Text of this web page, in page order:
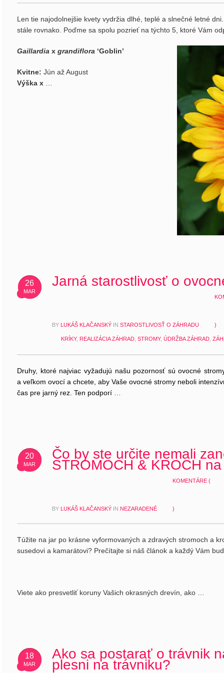
Len tie najodolnejšie kvety vydržia dlhé, teplé a slnečné letné
stále rovnako. Poďme sa spolu pozrieť na týchto 5, ktoré Vám
Gaillardia x grandiflora ‘Goblin’
Kvitne: Jún až August
Výška x
26
MAR
Jarná starostlivosť o
BY LUKÁŠ KLAČANSKÝ IN STAROSTLIVOSŤ O ZÁHRADU )
KRÍKY, REALIZÁCIA ZÁHRAD STROMY, ÚDRŽBA ZÁHRAD
Druhy, ktoré najviac vyžadujú našu pozornosť sú ovocné
a veľkom ovocí a chcete, aby Vaše ovocné stromy neboli
čas pre jarný rez. Ten podporí
20
MAR
Čo by ste určite nemali
STROMOCH & KROCH
BY LUKÁŠ KLAČANSKÝ IN NEZARADENÉ
KOMENTÁRE (
)
Túžite na jar po krásne vyformovaných a zdravých stromoch a
susedovi a kamarátovi? Prečítajte si náš článok a každý Vám
Viete ako presvetliť koruny Vašich okrasných drevín, ako …
18
MAR
Ako sa postarať o trávnik
plesni na trávniku?